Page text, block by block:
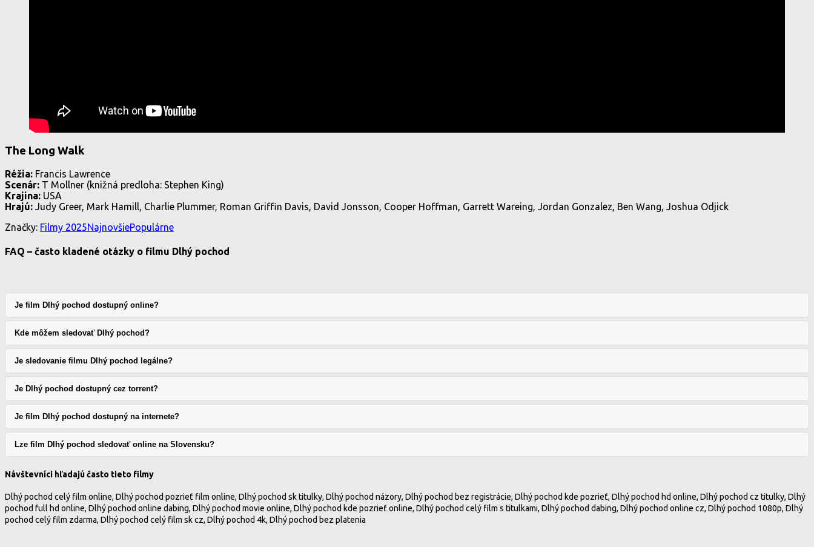
The Long Walk
Réžia: Francis Lawrence
Scenár: T Mollner (knižná predloha: Stephen King)
Krajina: USA
Hrajú: Judy Greer, Mark Hamill, Charlie Plummer, Roman Griffin Davis, David Jonsson, Cooper Hoffman, Garrett Wareing, Jordan Gonzalez, Ben Wang, Joshua Odjick
Značky: Filmy 2025NajnovšiePopulárne
FAQ – často kladené otázky o filmu Dlhý pochod
Je film Dlhý pochod dostupný online?
Kde môžem sledovať Dlhý pochod?
Je sledovanie filmu Dlhý pochod legálne?
Je Dlhý pochod dostupný cez torrent?
Je film Dlhý pochod dostupný na internete?
Lze film Dlhý pochod sledovať online na Slovensku?
Návštevníci hľadajú často tieto filmy
Dlhý pochod celý film online, Dlhý pochod pozrieť film online, Dlhý pochod sk titulky, Dlhý pochod názory, Dlhý pochod bez registrácie, Dlhý pochod kde pozrieť, Dlhý pochod hd online, Dlhý pochod cz titulky, Dlhý
pochod full hd online, Dlhý pochod online dabing, Dlhý pochod movie online, Dlhý pochod kde pozrieť online, Dlhý pochod celý film s titulkami, Dlhý pochod dabing, Dlhý pochod online cz, Dlhý pochod 1080p, Dlhý
pochod celý film zdarma, Dlhý pochod celý film sk cz, Dlhý pochod 4k, Dlhý pochod bez platenia